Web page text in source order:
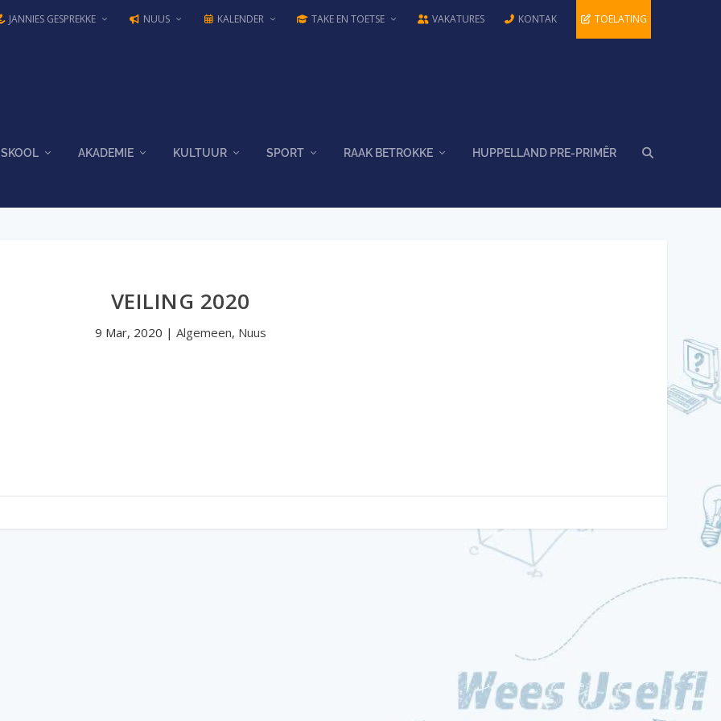
JANNIES GESPREKKE NUUS KALENDER TAKE EN TOETSE VAKATURES KONTAK TOELATING
SKOOL AKADEMIE KULTUUR SPORT RAAK BETROKKE HUPPELLAND PRE-PRIMÊR
VEILING 2020
9 Mar, 2020 | Algemeen, Nuus